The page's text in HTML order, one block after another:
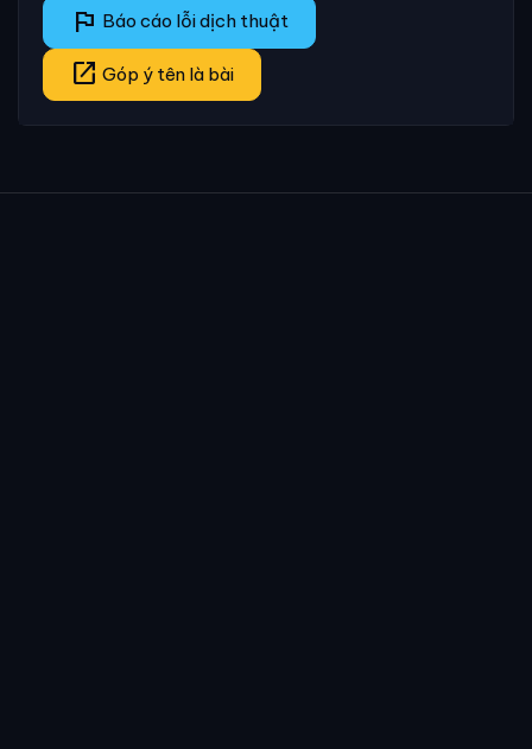
flag Báo cáo lỗi dịch thuật
open_in_new Góp ý tên là bài